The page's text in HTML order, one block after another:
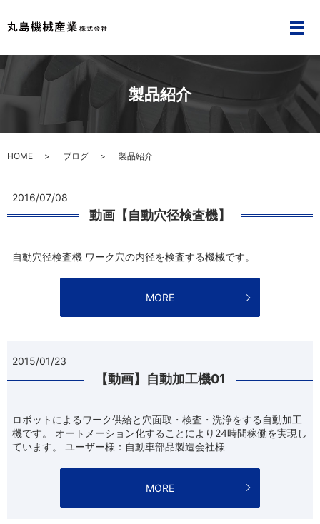
メ
製品紹介
HOME ブログ 製品紹介
2016/07/08
動画【自動穴径検査機】
自動穴径検査機 ワーク穴の内径を検査する機械です。
MORE
2015/01/23
【動画】自動加工機01
ロボットによるワーク供給と穴面取・検査・洗浄をする自動加工
機です。 オートメーション化することにより24時間稼働を実現し
ています。 ユーザー様：自動車部品製造会社様
MORE